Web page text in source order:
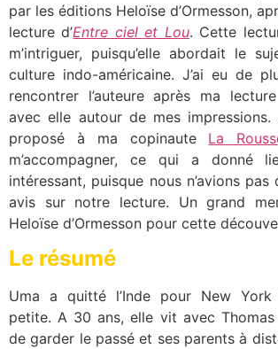
par les éditions Heloïse d’Ormesson,
lecture d’Entre ciel et Lou. Cette
m’intriguer, puisqu’elle abordait le
culture indo-américaine. J’ai eu de
rencontrer l’auteure après ma
avec elle autour de mes impressions.
proposé à ma copinaute La
m’accompagner, ce qui a donné
intéressant, puisque nous n’avions
avis sur notre lecture. Un grand
Heloïse d’Ormesson pour cette
Le résumé
Uma a quitté l’Inde pour New York
petite. A 30 ans, elle vit avec
de garder le passé et ses parents à